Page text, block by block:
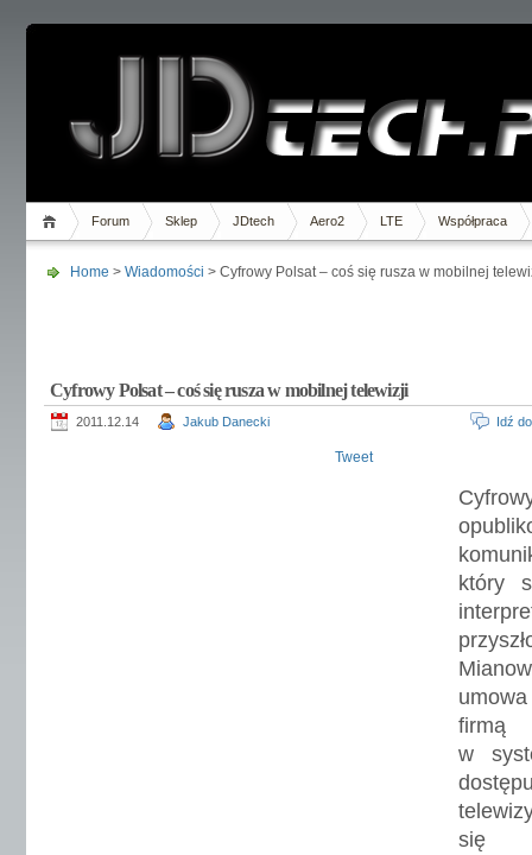
Forum Sklep JDtech Aero2 LTE Współpraca
Home > Wiadomości > Cyfrowy Polsat – coś się rusza w mobilnej
Cyfrowy Polsat – coś się rusza w mobilnej telewizji
2011.12.14 Jakub Danecki Idź
Tweet
który
firmą
w
się